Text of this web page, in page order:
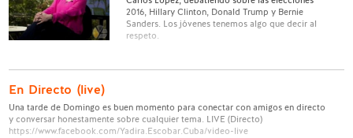
2016, Hillary Clinton, Donald Trump y Bernie
Sanders. Los jóvenes tenemos algo que decir al
respeto.
En Directo (live)
Una tarde de Domingo es buen momento para conectar con amigos en directo
y conversar honestamente sobre cualquier tema. LIVE (Directo)
https://www.facebook.com/Yadira.Escobar.Cuba/video-live